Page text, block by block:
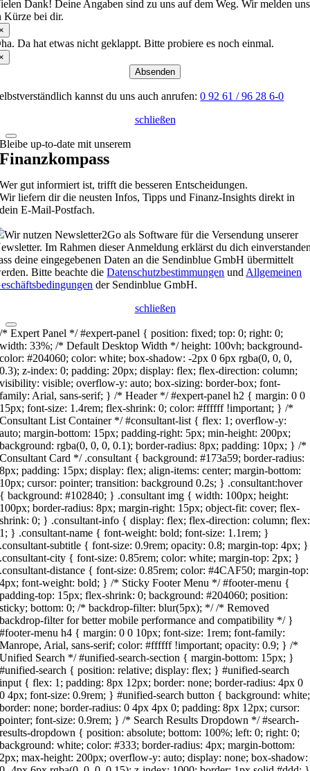
Dank! Deine Angaben sind zu uns auf dem Weg. Wir melden uns
Kürze bei dir.
Da hat etwas nicht geklappt. Bitte probiere es noch einmal.
Absenden
kannst du uns auch anrufen:0 92 61 / 96 28 6-0
schließen
Bleibe up-to-date mit unserem
Finanzkompass
Wer gut informiert ist, trifft die besseren Entscheidungen.
Wir liefern dir die neusten Infos, Tipps und Finanz-Insights direkt in
dein E-Mail-Postfach.
Wir nutzen Newsletter2Go als Software für die Versendung unserer
Im Rahmen dieser Anmeldung erklärst du dich
deine eingegebenen Daten an die Sendinblue GmbH übermittelt
Bitte beachte dieDatenschutzbestimmungen und Allgemeinen
der Sendinblue GmbH.
schließen
/* Expert Panel */ #expert-panel { position: fixed; top: 0; right: 0;
width: 33%; /* Default Desktop Width */ height: 100vh; background-
color: #204060; color: white; box-shadow: -2px 0 6px rgba(0, 0, 0,
0.3); z-index: 0; padding: 20px; display: flex; flex-direction: column;
visibility: visible; overflow-y: auto; box-sizing: border-box; font-
family: Arial, sans-serif; } /* Header */ #expert-panel h2 { margin: 0 0
15px; font-size: 1.4rem; flex-shrink: 0; color: #ffffff !important; } /*
Consultant List Container */ #consultant-list { flex: 1; overflow-y:
auto; margin-bottom: 15px; padding-right: 5px; min-height: 200px;
background: rgba(0, 0, 0, 0.1); border-radius: 8px; padding: 10px; } /*
Consultant Card */ .consultant { background: #173a59; border-radius:
8px; padding: 15px; display: flex; align-items: center; margin-bottom:
10px; cursor: pointer; transition: background 0.2s; } .consultant:hover
{ background: #102840; } .consultant img { width: 100px; height:
100px; border-radius: 8px; margin-right: 15px; object-fit: cover; flex-
shrink: 0; } .consultant-info { display: flex; flex-direction: column; flex:
1; } .consultant-name { font-weight: bold; font-size: 1.1rem; }
.consultant-subtitle { font-size: 0.9rem; opacity: 0.8; margin-top: 4px; }
.consultant-city { font-size: 0.85rem; color: white; margin-top: 2px; }
.consultant-distance { font-size: 0.85rem; color: #4CAF50; margin-top:
4px; font-weight: bold; } /* Sticky Footer Menu */ #footer-menu {
padding-top: 15px; flex-shrink: 0; background: #204060; position:
sticky; bottom: 0; /* backdrop-filter: blur(5px); */ /* Removed
backdrop-filter for better mobile performance and compatibility */ }
#footer-menu h4 { margin: 0 0 10px; font-size: 1rem; font-family:
Manrope, Arial, sans-serif; color: #ffffff !important; opacity: 0.9; } /*
Unified Search */ #unified-search-section { margin-bottom: 15px; }
#unified-search { position: relative; display: flex; } #unified-search
input { flex: 1; padding: 8px 12px; border: none; border-radius: 4px 0
0 4px; font-size: 0.9rem; } #unified-search button { background: white;
border: none; border-radius: 0 4px 4px 0; padding: 8px 12px; cursor:
pointer; font-size: 0.9rem; } /* Search Results Dropdown */ #search-
results-dropdown { position: absolute; bottom: 100%; left: 0; right: 0;
background: white; color: #333; border-radius: 4px; margin-bottom:
2px; max-height: 200px; overflow-y: auto; display: none; box-shadow: